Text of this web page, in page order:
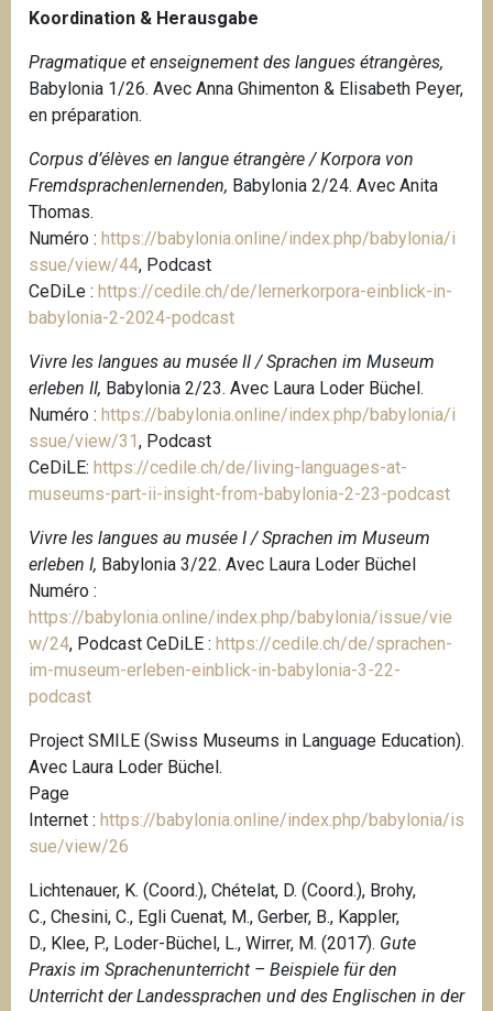
Koordination & Herausgabe
Pragmatique et enseignement des langues étrangères,
Babylonia 1/26. Avec Anna Ghimenton & Elisabeth Peyer,
en préparation.
Corpus d’élèves en langue étrangère / Korpora von
Fremdsprachenlernenden, Babylonia 2/24. Avec Anita
Thomas.
Numéro : https://babylonia.online/index.php/babylonia/i
ssue/view/44, Podcast
CeDiLe : https://cedile.ch/de/lernerkorpora-einblick-in-
babylonia-2-2024-podcast
Vivre les langues au musée II / Sprachen im Museum
erleben II, Babylonia 2/23. Avec Laura Loder Büchel.
Numéro : https://babylonia.online/index.php/babylonia/i
ssue/view/31, Podcast
CeDiLE: https://cedile.ch/de/living-languages-at-
museums-part-ii-insight-from-babylonia-2-23-podcast
Vivre les langues au musée I / Sprachen im Museum
erleben I, Babylonia 3/22. Avec Laura Loder Büchel
Numéro :
https://babylonia.online/index.php/babylonia/issue/vie
w/24, Podcast CeDiLE : https://cedile.ch/de/sprachen-
im-museum-erleben-einblick-in-babylonia-3-22-
podcast
Project SMILE (Swiss Museums in Language Education).
Avec Laura Loder Büchel.
Page
Internet : https://babylonia.online/index.php/babylonia/is
sue/view/26
Lichtenauer, K. (Coord.), Chételat, D. (Coord.), Brohy,
C., Chesini, C., Egli Cuenat, M., Gerber, B., Kappler,
D., Klee, P., Loder-Büchel, L., Wirrer, M. (2017). Gute
Praxis im Sprachenunterricht – Beispiele für den
Unterricht der Landessprachen und des Englischen in der